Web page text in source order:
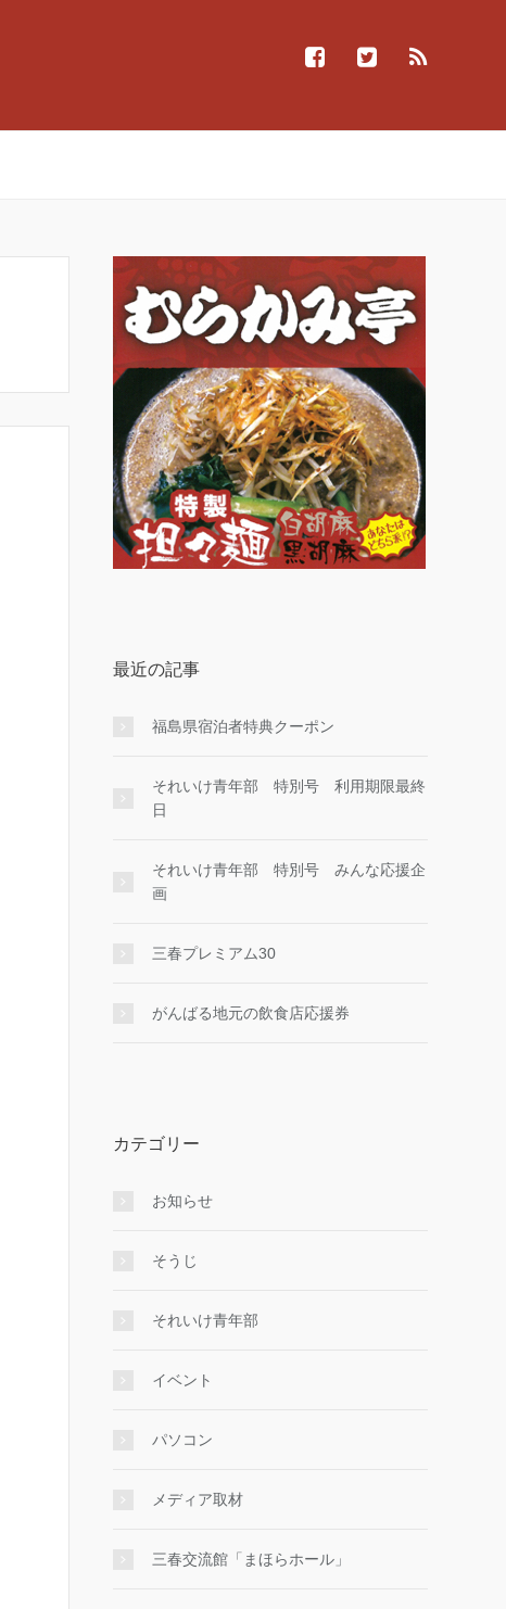
最近の記事
福島県宿泊者特典クーポン
それいけ青年部 特別号 利用期限最終
日
それいけ青年部 特別号 みんな応援企
画
三春プレミアム30
がんばる地元の飲食店応援券
カテゴリー
お知らせ
そうじ
それいけ青年部
イベント
パソコン
メディア取材
三春交流館「まほらホール」